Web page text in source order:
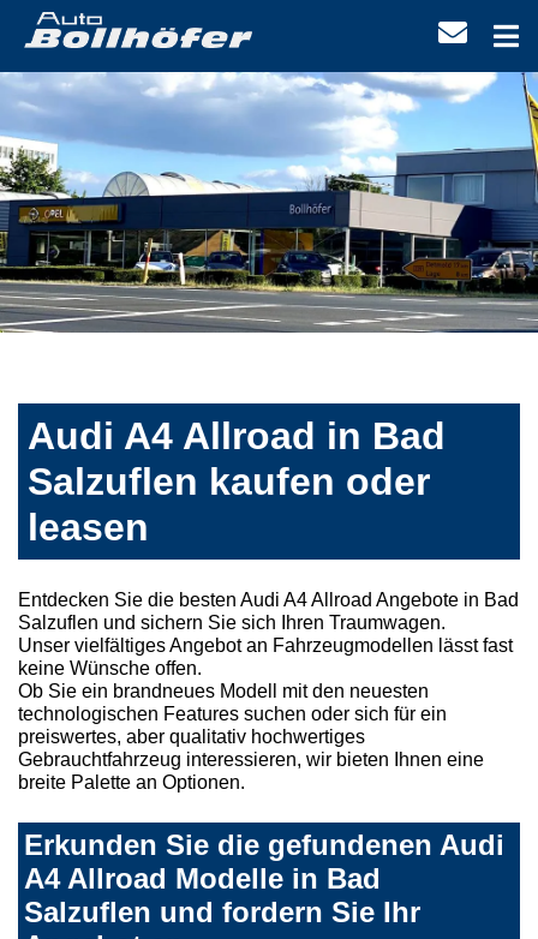
Audi A4 Allroad in Bad
Salzuflen kaufen oder
leasen
Entdecken Sie die besten Audi A4 Allroad Angebote in Bad
Salzuflen und sichern Sie sich Ihren Traumwagen.
Unser vielfältiges Angebot an Fahrzeugmodellen lässt fast
keine Wünsche offen.
Ob Sie ein brandneues Modell mit den neuesten
technologischen Features suchen oder sich für ein
preiswertes, aber qualitativ hochwertiges
Gebrauchtfahrzeug interessieren, wir bieten Ihnen eine
breite Palette an Optionen.
Erkunden Sie die gefundenen Audi
A4 Allroad Modelle in Bad
Salzuflen und fordern Sie Ihr